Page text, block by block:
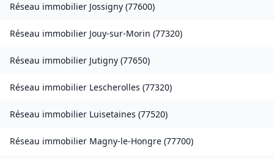
Réseau immobilier Jossigny (77600)
Réseau immobilier Jouy-sur-Morin (77320)
Réseau immobilier Jutigny (77650)
Réseau immobilier Lescherolles (77320)
Réseau immobilier Luisetaines (77520)
Réseau immobilier Magny-le-Hongre (77700)